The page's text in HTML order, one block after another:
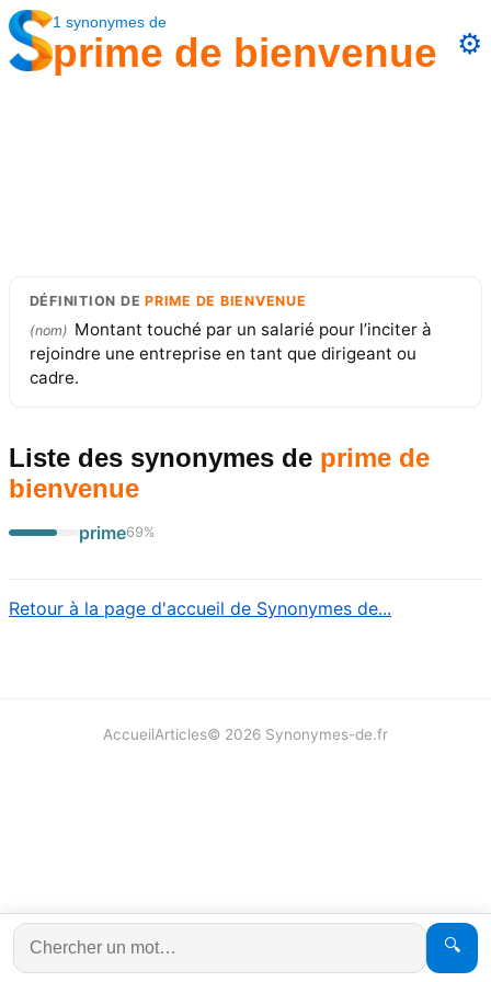
1 synonymes de
prime de bienvenue ⚙️
DÉFINITION DEPRIME DE BIENVENUE
(nom) Montant touché par un salarié pour l’inciter à
rejoindre une entreprise en tant que dirigeant ou
cadre.
Liste des synonymes de prime de
bienvenue
prime69%
Retour à la page d'accueil de Synonymes de...
🔍
AccueilArticles© 2026 Synonymes-de.fr